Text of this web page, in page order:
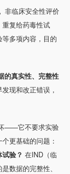
非临床安全性评价
复给药毒性试
等多项内容，目的
的真实性、完整性
现和改正错误，
——它不要求实验
更基础的问题：
验？ 在IND（临
数据的完整性、